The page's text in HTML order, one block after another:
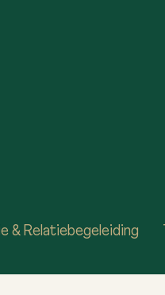
& Relatiebegeleiding